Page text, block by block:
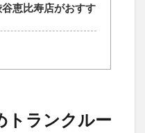
恵比寿店がおすす
トランクルー